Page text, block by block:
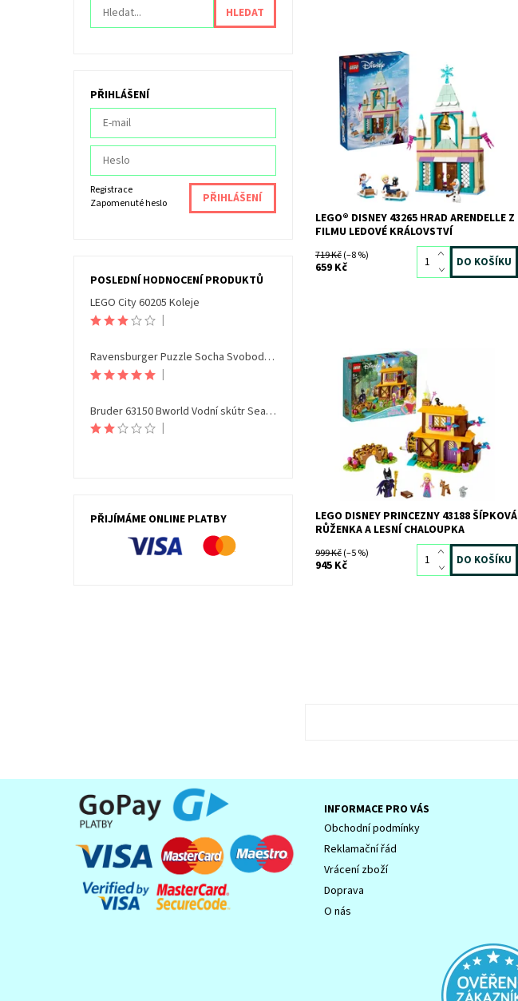
Tato propracovaná stavebnice pro děti je
plná funkcí, které je inspirují ke krásným
herním zážitkům.
Dostupnost:
Skladem >3 ks
12201
Značka:
LEGO
LEGO® DISNEY 43265 HRAD ARENDELLE Z
FILMU LEDOVÉ KRÁLOVSTVÍ
719 Kč(–8 %)
659 Kč
Okouzlete malé princezny touto
stavebnicí, která obsahuje barevnou
dvoupatrovou chaloupku s mlýnským
kolem a minipanenky Zloby a Šípkové
Dostupnost:
Skladem>3 ks
7316
LEGO
LEGO DISNEY PRINCEZNY 43188 ŠÍPKOVÁ
RŮŽENKA A LESNÍ CHALOUPKA
999 Kč(–5 %)
945 Kč
PŘIHLÁŠENÍ
Registrace
Zapomenuté heslo
POSLEDNÍ HODNOCENÍ PRODUKTŮ
LEGO City 60205 Koleje
|
Ravensburger Puzzle Socha Svobody Noční edice 108 dílků
|
Bruder 63150 Bworld Vodní skútr Seamaxx s figurkou
|
PŘIJÍMÁME ONLINE PLATBY
INFORMACE PRO VÁS
Obchodní podmínky
Reklamační řád
Vrácení zboží
Doprava
O nás